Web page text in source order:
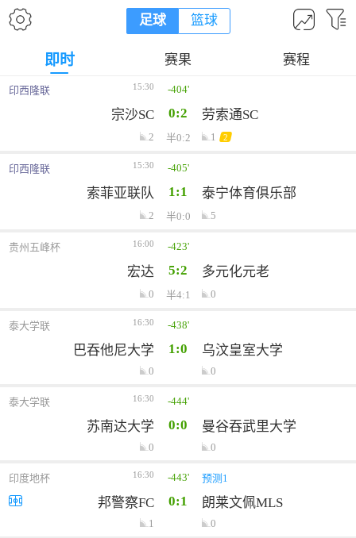
足球 篮球
即时 赛果 赛程
印西隆联 15:30 -404'
宗沙SC 0:2 劳索通SC
2 半0:2 1 2
印西隆联 15:30 -405'
索菲亚联队 1:1 泰宁体育俱乐部
2 半0:0 5
贵州五峰杯 16:00 -423'
宏达 5:2 多元化元老
0 半4:1 0
泰大学联 16:30 -438'
巴吞他尼大学 1:0 乌汶皇室大学
0 0
泰大学联 16:30 -444'
苏南达大学 0:0 曼谷吞武里大学
0 0
印度地杯 16:30 -443' 预测1
邦警察FC 0:1 朗莱文佩MLS
1 0